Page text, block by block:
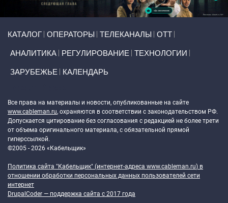
КАТАЛОГ ОПЕРАТОРЫ ТЕЛЕКАНАЛЫ ОТТ
АНАЛИТИКА РЕГУЛИРОВАНИЕ ТЕХНОЛОГИИ
ЗАРУБЕЖЬЕ КАЛЕНДАРЬ
Все права на материалы и новости, опубликованные на сайте
www.cableman.ru, охраняются в соответствии с законодательством РФ.
Допускается цитирование без согласования с редакцией не более трети
от объема оригинального материала, с обязательной прямой
гиперссылкой.
©2005 - 2026 «Кабельщик»
Политика сайта "Кабельщик" (интернет-адреса www.cableman.ru) в
отношении обработки персональных данных пользователей сети
интернет
DrupalCoder — поддержка сайта c 2017 года